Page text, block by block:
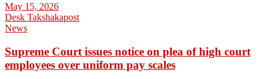
May 15, 2026
Desk Takshakapost
News
Supreme Court issues notice on plea of high court
employees over uniform pay scales